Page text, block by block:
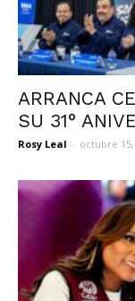
ARRANCA
SU 31°
Rosy Leal - octubre 15,